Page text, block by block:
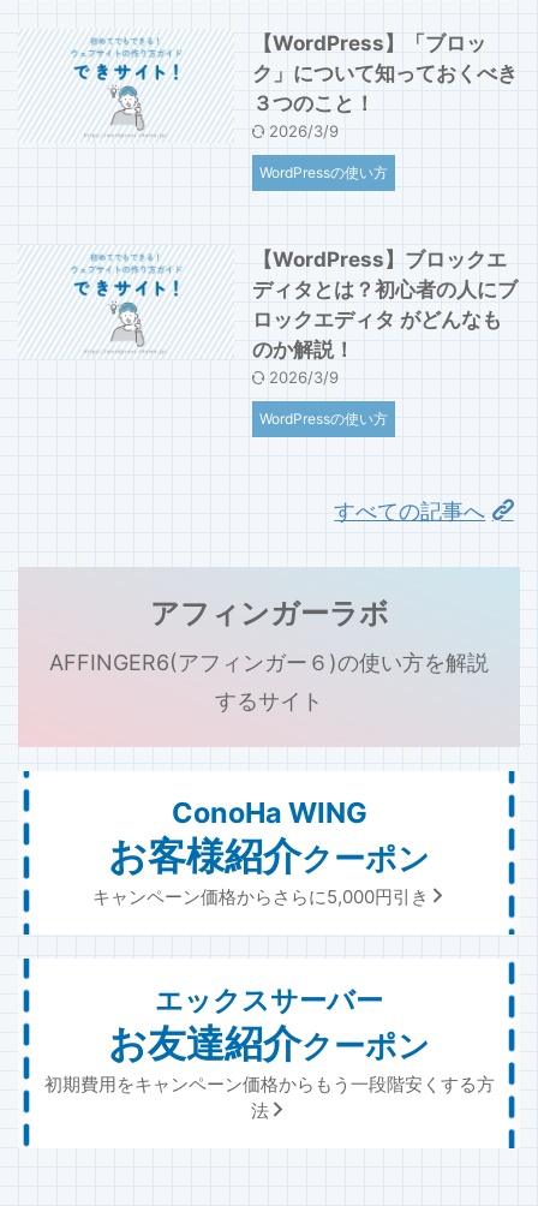
【WordPress】「ブロッ
ク」について知っておくべき
３つのこと！
2026/3/9
WordPressの使い方
【WordPress】ブロックエ
ディタとは？初心者の人にブ
ロックエディタ がどんなも
のか解説！
2026/3/9
WordPressの使い方
すべての記事へ
アフィンガーラボ
AFFINGER6(アフィンガー６)の使い方を解説
するサイト
ConoHa WING
お客様紹介クーポン
キャンペーン価格からさらに5,000円引き
エックスサーバー
お友達紹介クーポン
初期費用をキャンペーン価格からもう一段階安くする方
法